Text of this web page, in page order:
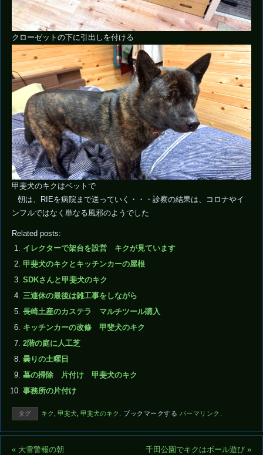
クローゼットの下に引出しを付ける
甲斐犬のキクはベットで
朝は、RIEを病院まで送っていく・・・診察の結果は、コロナやイ
ンフルではなく単なる風邪のようでした
Related posts:
イレクターで架台を設営 キクが見ています
甲斐犬のキクとキッチンカーの屋根
SDKさんと甲斐犬のキク
三連休の最後は雑工事をしながら
長崎土産のカステラ マルチツール購入
キッチンカーの改修 甲斐犬のキク
2階の庭に人工芝
曇りの土曜日
墓の掃除 片付け 甲斐犬のキク
事務所の片付け
タグ キク 甲斐犬 甲斐犬のキク ブックマークする パーマリンク
«大雪警報の朝 千田公園でキクはボール遊び»